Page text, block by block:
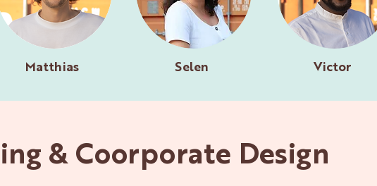
Matthias Selen Victor
& Coorporate Design